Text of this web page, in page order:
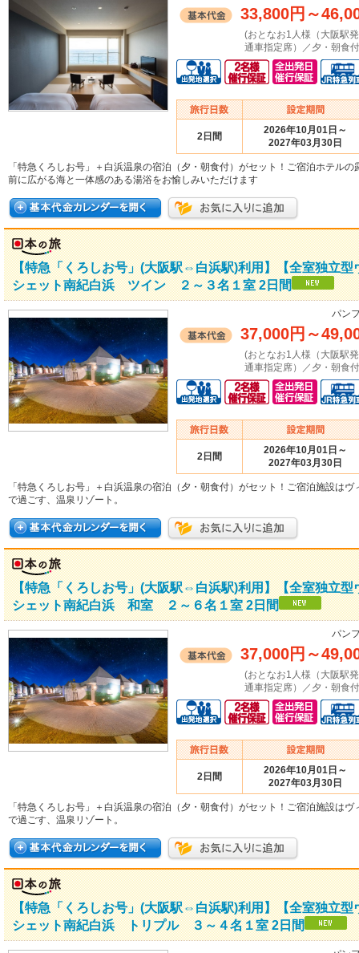
33,800円 ～
(おとなお1人様（大阪駅
通車指定席）／夕・朝食
2日間
2026年10月01日～
2027年03月30日
「特急くろしお号」＋白浜温泉の宿泊（夕・朝食付）がセット！ご宿泊ホテルの
前に広がる海と一体感のある湯浴をお愉しみいただけます
【特急「くろしお号」(大阪駅⇔白浜駅)利用】【全室独立型
シェット南紀白浜 ツイン ２～３名１室 2日間
パン
37,000円 ～
(おとなお1人様（大阪駅
通車指定席）／夕・朝食
2日間
2026年10月01日～
2027年03月30日
「特急くろしお号」＋白浜温泉の宿泊（夕・朝食付）がセット！ご宿泊施設はヴ
で過ごす、温泉リゾート。
【特急「くろしお号」(大阪駅⇔白浜駅)利用】【全室独立型
シェット南紀白浜 和室 ２～６名１室 2日間
パン
37,000円 ～
(おとなお1人様（大阪駅
通車指定席）／夕・朝食
2日間
2026年10月01日～
2027年03月30日
「特急くろしお号」＋白浜温泉の宿泊（夕・朝食付）がセット！ご宿泊施設はヴ
で過ごす、温泉リゾート。
【特急「くろしお号」(大阪駅⇔白浜駅)利用】【全室独立型
シェット南紀白浜 トリプル ３～４名１室 2日間